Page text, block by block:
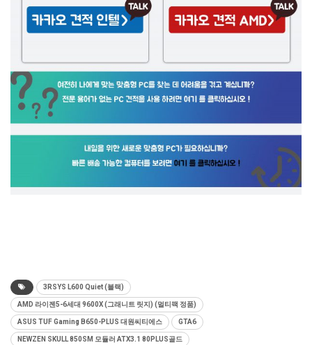
3RSYS L600 Quiet (블랙)
AMD 라이젠5-6세대 9600X (그래니트 릿지) (멀티팩 정품)
ASUS TUF Gaming B650-PLUS 대원씨티에스 GTA6
NEWZEN SKULL 850SM 모듈러 ATX3.1 80PLUS골드